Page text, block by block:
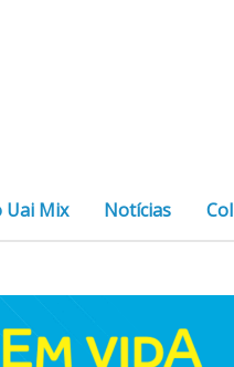
Uai Mix Notícias